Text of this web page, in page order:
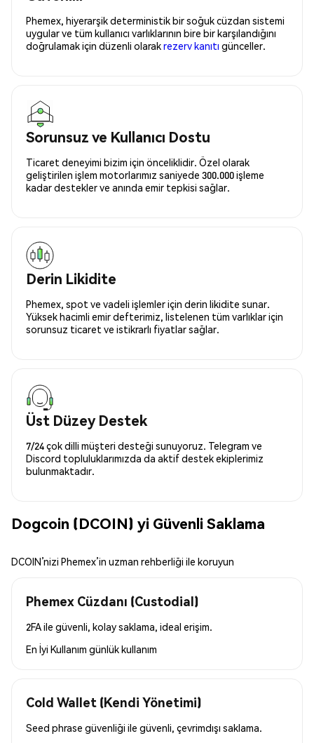
Phemex, hiyerarşik deterministik bir soğuk cüzdan sistemi
uygular ve tüm kullanıcı varlıklarının bire bir karşılandığını
doğrulamak için düzenli olarakrezerv kanıtı günceller.
Sorunsuz ve Kullanıcı Dostu
Ticaret deneyimi bizim için önceliklidir. Özel olarak
geliştirilen işlem motorlarımız saniyede 300.000 işleme
kadar destekler ve anında emir tepkisi sağlar.
Derin Likidite
Phemex, spot ve vadeli işlemler için derin likidite sunar.
Yüksek hacimli emir defterimiz, listelenen tüm varlıklar için
sorunsuz ticaret ve istikrarlı fiyatlar sağlar.
Üst Düzey Destek
7/24 çok dilli müşteri desteği sunuyoruz. Telegram ve
Discord topluluklarımızda da aktif destek ekiplerimiz
bulunmaktadır.
Dogcoin (DCOIN) yi Güvenli Saklama
DCOIN’nizi Phemex’in uzman rehberliği ile koruyun
Phemex Cüzdanı (Custodial)
2FA ile güvenli, kolay saklama, ideal erişim.
En İyi Kullanım günlük kullanım
Cold Wallet (Kendi Yönetimi)
Seed phrase güvenliği ile güvenli, çevrimdışı saklama.